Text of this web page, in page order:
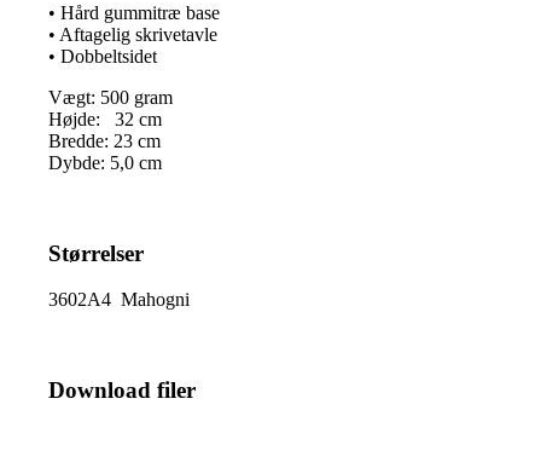
• Hård gummitræ base
• Aftagelig skrivetavle
• Dobbeltsidet
Vægt: 500 gram
Højde: 32 cm
Bredde: 23 cm
Dybde: 5,0 cm
Størrelser
3602A4 Mahogni
Download filer